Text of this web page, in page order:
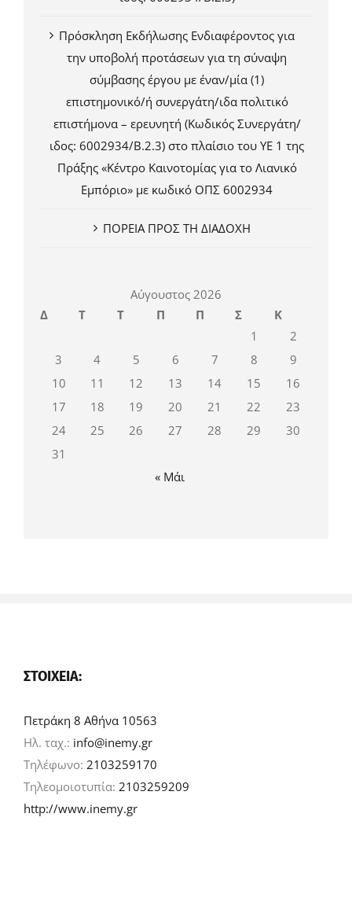
Πρόσκληση Εκδήλωσης Ενδιαφέροντος για
την υποβολή προτάσεων για τη σύναψη
σύμβασης έργου με έναν/μία (1)
επιστημονικό/ή συνεργάτη/ιδα πολιτικό
επιστήμονα – ερευνητή (Κωδικός Συνεργάτη/
ιδος: 6002934/Β.2.3) στο πλαίσιο του ΥΕ 1 της
Πράξης «Κέντρο Καινοτομίας για το Λιανικό
Εμπόριο» με κωδικό ΟΠΣ 6002934
ΠΟΡΕΙΑ ΠΡΟΣ ΤΗ ΔΙΑΔΟΧΗ
Αύγουστος 2026
Δ
Τ Τ Π Π Σ
Κ
1
2
3
4 5 6 7 8
9
10
11 12 13 14 15
16
17
18 19 20 21 22
23
24
25 26 27 28 29
30
31
« Μάι
ΣΤΟΙΧΕΊΑ:
Πετράκη 8 Αθήνα 10563
Ηλ. ταχ.: info@inemy.gr
Τηλέφωνο: 2103259170
Τηλεομοιοτυπία: 2103259209
http://www.inemy.gr